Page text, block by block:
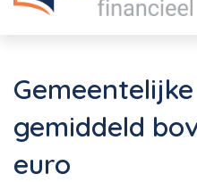
gemiddeld
euro